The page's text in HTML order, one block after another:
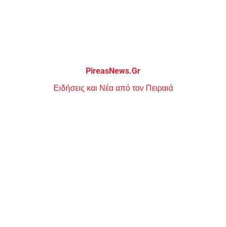
PireasNews.Gr
Ειδήσεις και Νέα από τον Πειραιά